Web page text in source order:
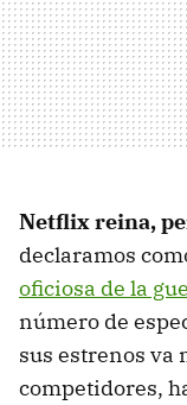
Netflix reina,
declaramos
oficiosa de la
número de
sus estrenos va
competidores,